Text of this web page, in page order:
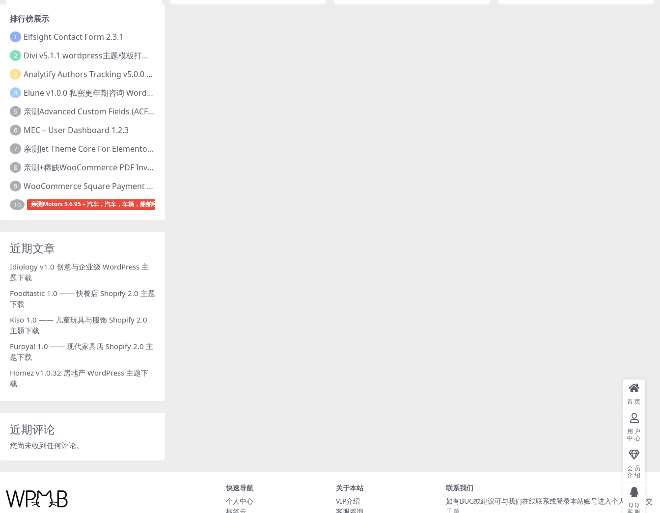
排行榜展示
1 Elfsight Contact Form 2.3.1
2 Divi v5.1.1 wordpress主题模板打包下载（Theme + Builder+ Extra Theme + Templates + Layouts + PSD）
3 Analytify Authors Tracking v5.0.0 插件破解版下载
4 Elune v1.0.0 私密更年期咨询 WordPress 主题下载
5 亲测Advanced Custom Fields (ACF) Pro v6.8.0.1 + Advanced Custom Fields: Extended PRO v0.9.2.3 | 网站开发自定义字段插件下载
6 MEC – User Dashboard 1.2.3
7 亲测Jet Theme Core For Elementor 2.3.1.2 插件下载
8 亲测+稀缺WooCommerce PDF Invoices & Packing Slips Professional v2.20.0 + Templates v2.25.1 [by WpOverNight] WooCommerce PDF 发票和装箱单插件下载
9 WooCommerce Square Payment Gateway v5.3.2 Square账户集成插件下载
10 亲测Motors 5.6.95 – 汽车，汽车，车辆，船舶经销商wordpress主题下载">
近期文章
Idiology v1.0 创意与企业级 WordPress 主
题下载
Foodtastic 1.0 —— 快餐店 Shopify 2.0 主题
下载
Kiso 1.0 —— 儿童玩具与服饰 Shopify 2.0
主题下载
Furoyal 1.0 —— 现代家具店 Shopify 2.0 主
题下载
Homez v1.0.32 房地产 WordPress 主题下
载
近期评论
您尚未收到任何评论。
快速导航
个人中心
关于本站
VIP介绍
联系我们
如有BUG或建议可与我们在线联系或登录本站账号进入个人中心提交
首页
用户
中心
会员
介绍
QQ